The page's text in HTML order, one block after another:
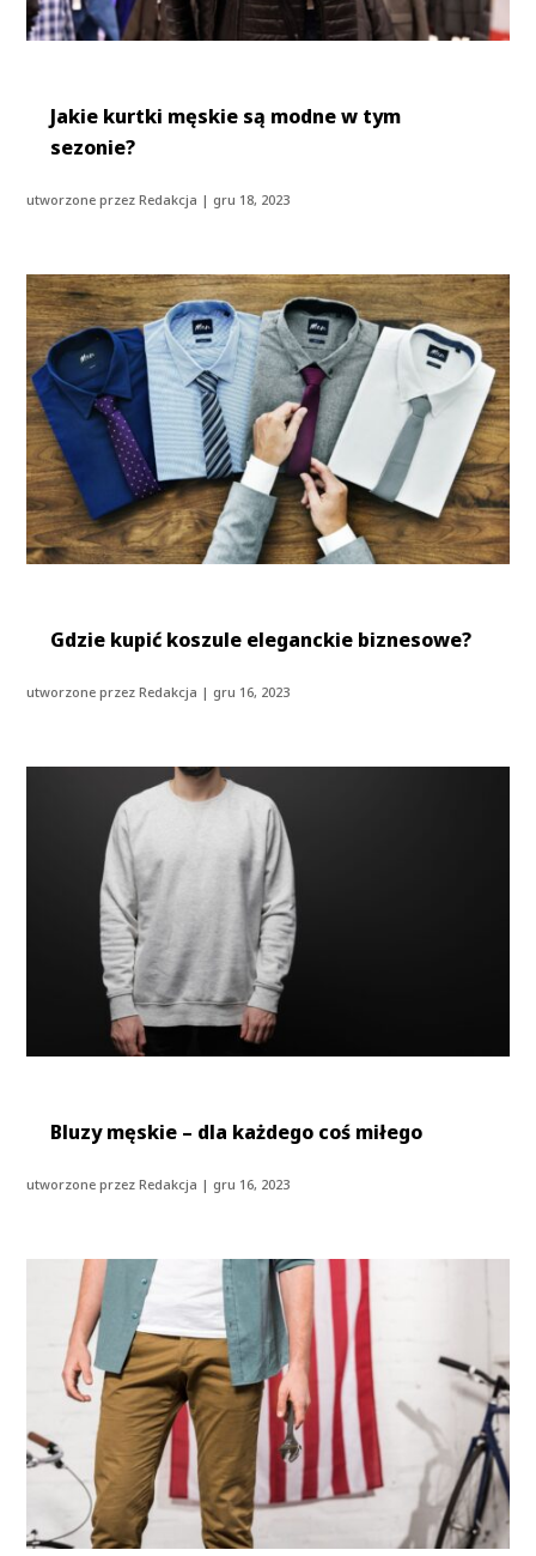
Jakie kurtki męskie są modne w tym
sezonie?
utworzone przezRedakcja | gru 18, 2023
Gdzie kupić koszule eleganckie biznesowe?
utworzone przezRedakcja | gru 16, 2023
Bluzy męskie – dla każdego coś miłego
utworzone przezRedakcja | gru 16, 2023